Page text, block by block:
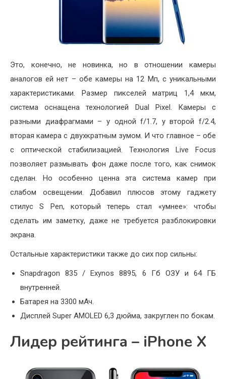
Это, конечно, не новинка, но в отношении камеры
аналогов ей нет – обе камеры на 12 Мп, с уникальными
характеристиками. Размер пикселей матриц 1,4 мкм,
система оснащена технологией Dual Pixel. Камеры с
разными диафрагмами – у одной f/1.7, у второй f/2.4,
вторая камера с двухкратным зумом. И что главное – обе
с оптической стабилизацией. Технология Live Focus
позволяет размывать фон даже после того, как снимок
сделан. Но особенно ценна эта система камер при
слабом освещении. Добавил плюсов этому гаджету
стилус S Pen, который теперь стал «умнее»: чтобы
сделать им заметку, даже не требуется разблокировки
экрана.
Остальные характеристики также до сих пор сильны:
Snapdragon 835 / Exynos 8895, 6 Гб ОЗУ и 64 ГБ
внутренней.
Батарея на 3300 мАч.
Дисплей Super AMOLED 6,3 дюйма, закруглен по бокам.
Лидер рейтинга – iPhone X